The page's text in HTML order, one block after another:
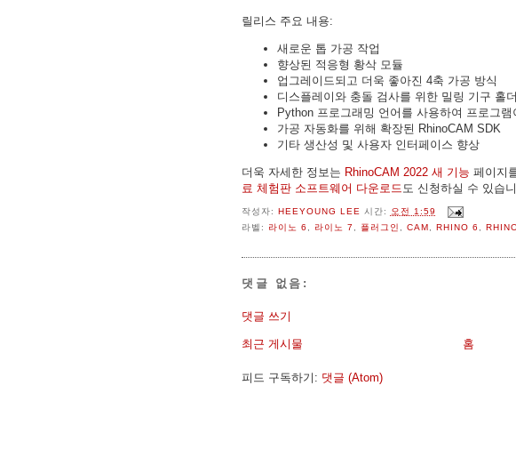
릴리스 주요 내용:
새로운 톱 가공 작업
향상된 적응형 황삭 모듈
업그레이드되고 더욱 좋아진 4축 가공 방식
디스플레이와 충돌 검사를 위한 밀링 기구 홀
Python 프로그래밍 언어를 사용하여 프로그
가공 자동화를 위해 확장된 RhinoCAM SDK
기타 생산성 및 사용자 인터페이스 향상
더욱 자세한 정보는 RhinoCAM 2022 새 기능 페이지
료 체험판 소프트웨어 다운로드도 신청하실 수 있습
작성자: HEEYOUNG LEE 시간:
오전 1:59
라벨: 라이노 6 , 라이노 7 , 플러그인 , CAM , RHINO 6 ,
댓글 없음:
댓글 쓰기
최근 게시물 홈
피드 구독하기: 댓글 (Atom)